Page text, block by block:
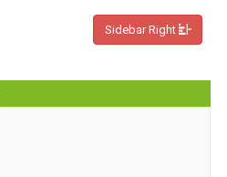
Sidebar Right